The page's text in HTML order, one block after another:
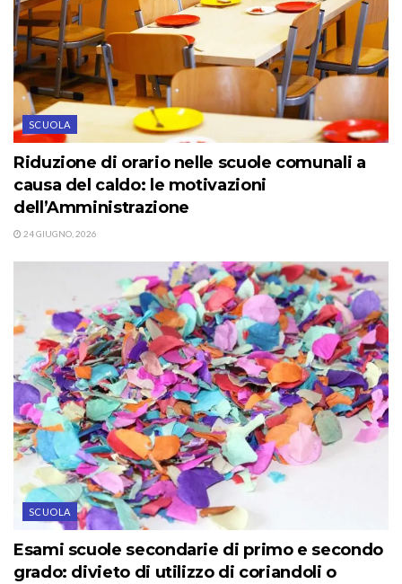
SCUOLA
Riduzione di orario nelle scuole comunali a
causa del caldo: le motivazioni
dell’Amministrazione
24 GIUGNO, 2026
SCUOLA
Esami scuole secondarie di primo e secondo
grado: divieto di utilizzo di coriandoli o